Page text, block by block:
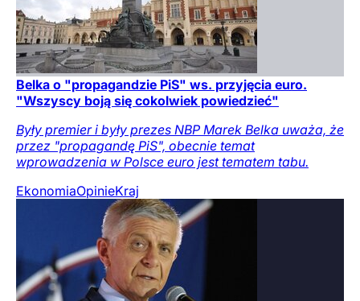
Belka o "propagandzie PiS" ws. przyjęcia euro.
"Wszyscy boją się cokolwiek powiedzieć"
Były premier i były prezes NBP Marek Belka uważa, że
przez "propagandę PiS", obecnie temat
wprowadzenia w Polsce euro jest tematem tabu.
EkonomiaOpinieKraj